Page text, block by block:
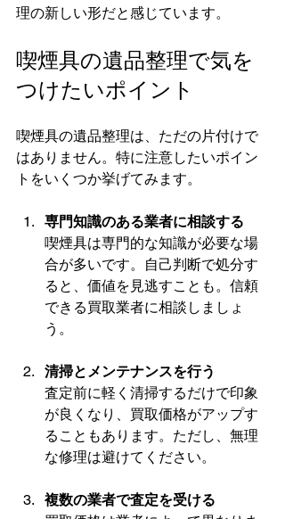
理の新しい形だと感じています。
喫煙具の遺品整理で気を
つけたいポイント
喫煙具の遺品整理は、ただの片付けで
はありません。特に注意したいポイン
トをいくつか挙げてみます。
専門知識のある業者に相談する
喫煙具は専門的な知識が必要な場
合が多いです。自己判断で処分す
ると、価値を見逃すことも。信頼
できる買取業者に相談しましょ
う。
清掃とメンテナンスを行う
査定前に軽く清掃するだけで印象
が良くなり、買取価格がアップす
ることもあります。ただし、無理
な修理は避けてください。
複数の業者で査定を受ける